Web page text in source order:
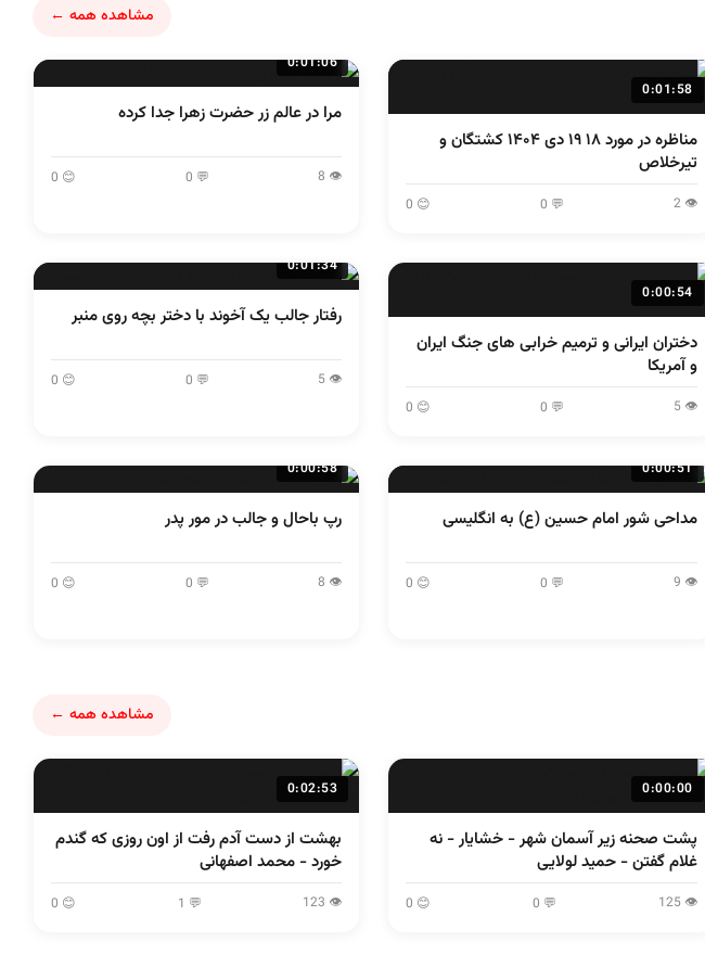
مشاهده همه ←
0:01:58
مناظره در مورد ۱۸ ۱۹ دی ۱۴۰۴ کشتگان و
تیرخلاص
👁 2
💬 0
😊 0
0:01:06
مرا در عالم زر حضرت زهرا جدا کرده
👁 8
💬 0
😊 0
0:00:54
دختران ایرانی و ترمیم خرابی های جنگ ایران
و آمریکا
👁 5
💬 0
😊 0
0:01:34
رفتار جالب یک آخوند با دختر بچه روی منبر
👁 5
💬 0
😊 0
0:00:51
مداحی شور امام حسین (ع) به انگلیسی
👁 9
💬 0
😊 0
0:00:58
رپ باحال و جالب در مور پدر
👁 8
💬 0
😊 0
مشاهده همه ←
0:00:00
پشت صحنه زیر آسمان شهر - خشایار - نه
غلام گفتن - حمید لولایی
👁 125
💬 0
😊 0
0:02:53
بهشت از دست آدم رفت از اون روزی که گندم
خورد - محمد اصفهانی
👁 123
💬 1
😊 0